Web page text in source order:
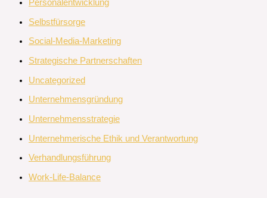
Personalentwicklung
Selbstfürsorge
Social-Media-Marketing
Strategische Partnerschaften
Uncategorized
Unternehmensgründung
Unternehmensstrategie
Unternehmerische Ethik und Verantwortung
Verhandlungsführung
Work-Life-Balance